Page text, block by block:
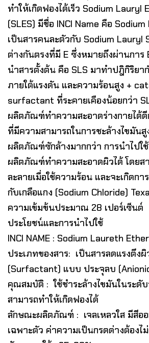
ทำให้เกิดฟองได้เร็ว Sodium Lauryl
(SLES) มีชื่อ INCI Name คือ
เป็นสารคนละตัวกับ Sodium Lauryl
ต่างกันตรงที่มี E ซึ่งหมายถึงผ่านการ
นำสารตั้งต้น คือ SLS มาทำปฎิกิริยา
ภายใต้แรงดัน และความร้อนสูง +
surfactant ที่ระคายเคืองน้อยกว่า
ผลิตภัณฑ์ทำความสะอาดร่างกายได้
ที่มีความสามารถในการชะล้างไขมันสู
ผลิตภัณฑ์ซักล้างมากกว่า การนำไปใ
ผลิตภัณฑ์ทำความสะอาดผิวได้ โดยส
ละลายเมื่อใช้ความร้อน และจะเกิดกา
กับเกลือแกง (Sodium Chloride)
ความเข้มข้นประมาณ 28 เปอร์เซ็นต์
ประโยชน์และการนำไปใช้
INCI NAME : Sodium Laureth
ประเภทของสาร: เป็นสารลดแรงตึงผิ
(Surfactant) แบบ ประจุลบ
คุณสมบัติ : ใช้ชำระล้างไขมันในระดั
สามารถทำให้เกิดฟองได้
ลักษณะผลิตภัณฑ์ : เจลเหลวใส มีสีอ
เฉพาะตัว ค่าความเป็นกรดด่างต้องไ